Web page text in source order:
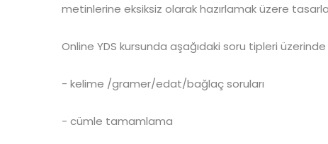
metinlerine eksiksiz olarak hazırlamak üzere
Online YDS kursunda aşağıdaki soru tipleri
- kelime /gramer/edat/bağlaç soruları
- cümle tamamlama